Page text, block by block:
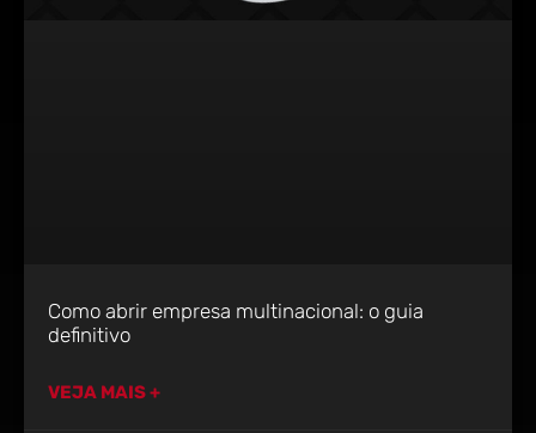
Como abrir empresa multinacional: o guia
definitivo
VEJA MAIS +